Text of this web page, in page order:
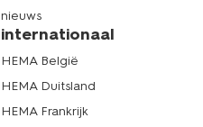
nieuws
internationaal
HEMA België
HEMA Duitsland
HEMA Frankrijk